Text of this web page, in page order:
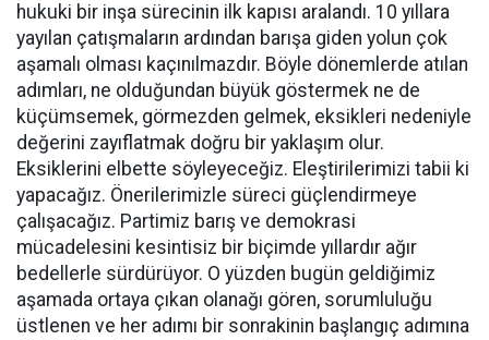
hukuki bir inşa sürecinin ilk kapısı aralandı. 10 yıllara
yayılan çatışmaların ardından barışa giden yolun çok
aşamalı olması kaçınılmazdır. Böyle dönemlerde atılan
adımları, ne olduğundan büyük göstermek ne de
küçümsemek, görmezden gelmek, eksikleri nedeniyle
değerini zayıflatmak doğru bir yaklaşım olur.
Eksiklerini elbette söyleyeceğiz. Eleştirilerimizi tabii ki
yapacağız. Önerilerimizle süreci güçlendirmeye
çalışacağız. Partimiz barış ve demokrasi
mücadelesini kesintisiz bir biçimde yıllardır ağır
bedellerle sürdürüyor. O yüzden bugün geldiğimiz
aşamada ortaya çıkan olanağı gören, sorumluluğu
üstlenen ve her adımı bir sonrakinin başlangıç adımına